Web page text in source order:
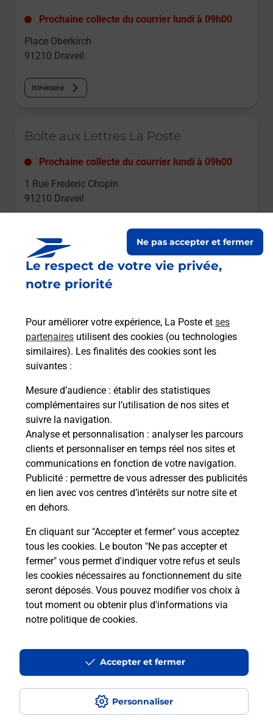
Le respect de votre vie privée,
notre priorité
Pour améliorer votre expérience, La Poste et ses
partenaires utilisent des cookies (ou technologies
similaires). Les finalités des cookies sont les
suivantes :
Mesure d’audience : établir des statistiques
complémentaires sur l’utilisation de nos sites et
suivre la navigation.
Analyse et personnalisation : analyser les parcours
clients et personnaliser en temps réel nos sites et
communications en fonction de votre navigation.
Publicité : permettre de vous adresser des publicités
en lien avec vos centres d’intérêts sur notre site et
en dehors.
En cliquant sur "Accepter et fermer" vous acceptez
tous les cookies. Le bouton "Ne pas accepter et
fermer" vous permet d'indiquer votre refus et seuls
les cookies nécessaires au fonctionnement du site
seront déposés. Vous pouvez modifier vos choix à
tout moment ou obtenir plus d'informations via
notre politique de cookies.
Personnaliser
Ne pas accepter et fermer
Accepter et fermer
Prochaine collecte du courrier lundi à 09h00
Place Oberkirch
91210 Draveil
Itinéraire
Boîte aux Lettres La Poste
Prochaine collecte du courrier lundi à 09h00
1 Rue Frederic Chopin
91210 Draveil
Boîte aux Lettres La Poste
3 Rue Du Docteur Francois
91210 Draveil
Le lien s'ouvre dans un nouvel onglet
Boîte aux Lettres La Poste
Prochaine collecte du courrierlundià 09h00
98 Avenue Eugene Delacroix
91210 Draveil
Le lien s'ouvre dans un nouvel onglet
Localiser Liste Boîtes aux lettres Essonne Draveil
Accessibilité : partiellement conforme
Conditions contractuelles
Mentions légales